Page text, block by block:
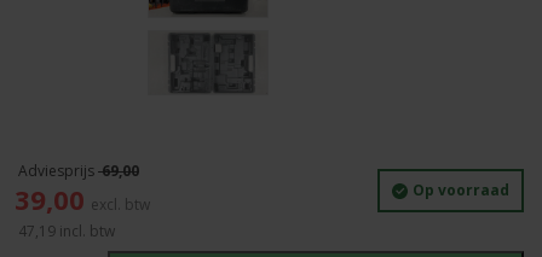
Op voorraad
47,19 incl. btw
69,00
Oorspronkelijke
prijs
was:
39,00